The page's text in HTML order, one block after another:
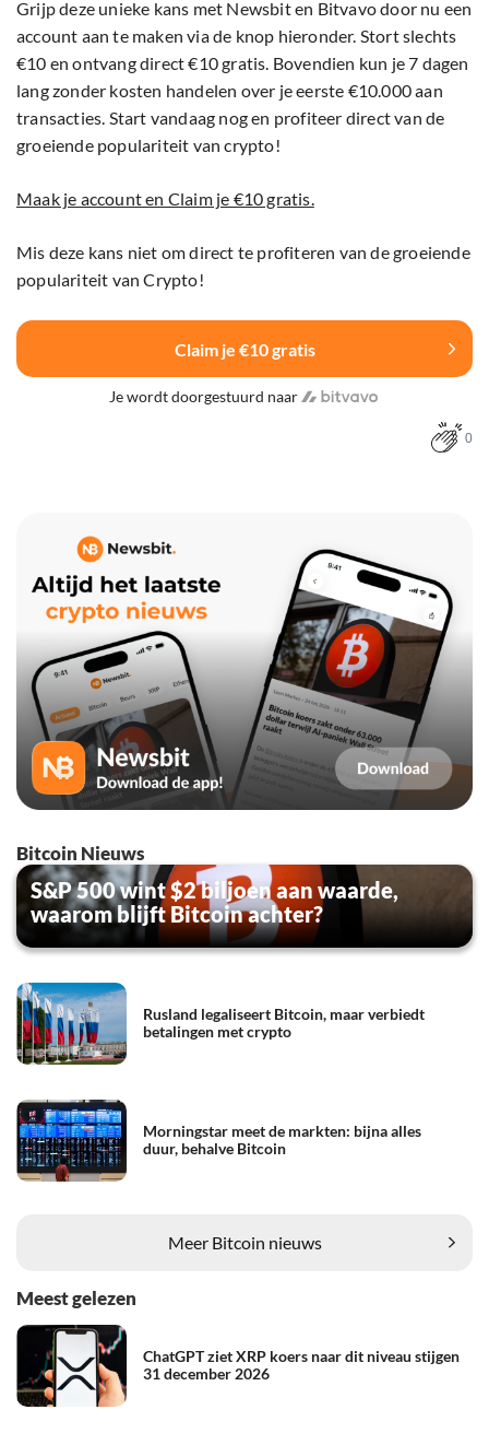
Grijp deze unieke kans met Newsbit en Bitvavo door nu een
account aan te maken via de knop hieronder. Stort slechts
€10 en ontvang direct €10 gratis. Bovendien kun je 7 dagen
lang zonder kosten handelen over je eerste €10.000 aan
transacties. Start vandaag nog en profiteer direct van de
groeiende populariteit van crypto!
Maak je account en Claim je €10 gratis.
Mis deze kans niet om direct te profiteren van de groeiende
populariteit van Crypto!
Claim je €10 gratis
Je wordt doorgestuurd naar
0
Bitcoin Nieuws
S&P 500 wint $2 biljoen aan waarde,
waarom blijft Bitcoin achter?
Rusland legaliseert Bitcoin, maar verbiedt
betalingen met crypto
Morningstar meet de markten: bijna alles
duur, behalve Bitcoin
Meer Bitcoin nieuws
Meest gelezen
ChatGPT ziet XRP koers naar dit niveau stijgen
31 december 2026